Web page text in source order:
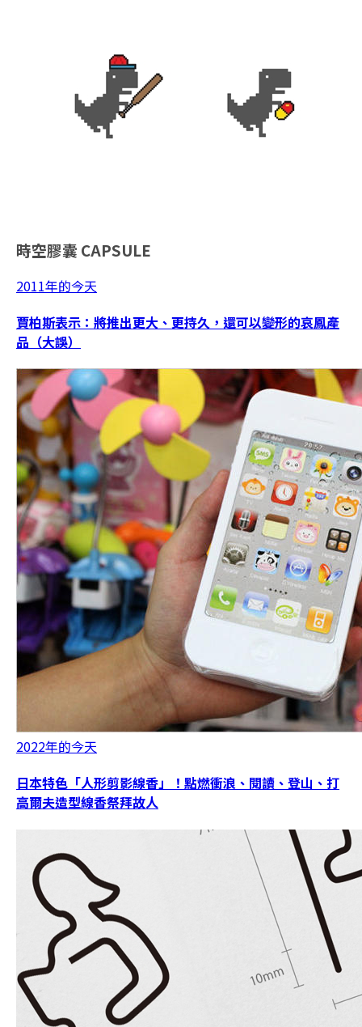
時空膠囊 CAPSULE
2011年的今天
賈柏斯表示：將推出更大、更持久，還可以變形的哀鳳產
品（大誤）
2022年的今天
日本特色「人形剪影線香」！點燃衝浪、閱讀、登山、打
高爾夫造型線香祭拜故人